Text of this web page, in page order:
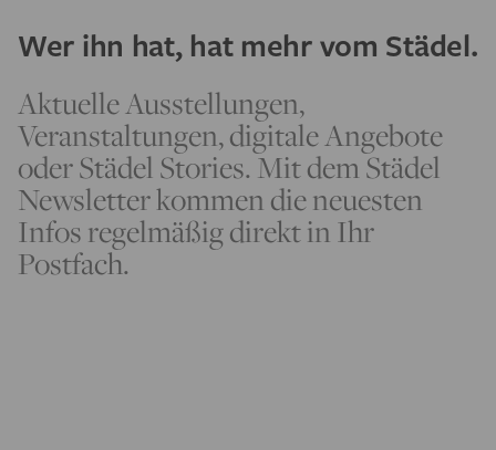
Wer ihn hat, hat mehr vom Städel.
Aktuelle Ausstellungen,
Veranstaltungen, digitale Angebote
oder Städel Stories. Mit dem Städel
Newsletter kommen die neuesten
Infos regelmäßig direkt in Ihr
Postfach.